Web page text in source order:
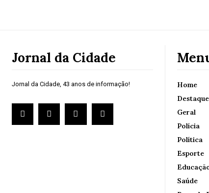
Jornal da Cidade
Jornal da Cidade, 43 anos de informação!
Home
Geral
Polícia
Política
Esporte
Saúde